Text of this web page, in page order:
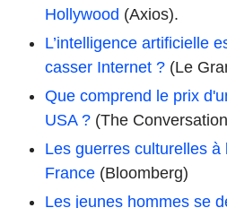
Hollywood (Axios).
L’intelligence artificielle
casser Internet ? (Le
Que comprend le prix
USA ? (The
Les guerres culturelles à
France (Bloomberg)
Les jeunes hommes se